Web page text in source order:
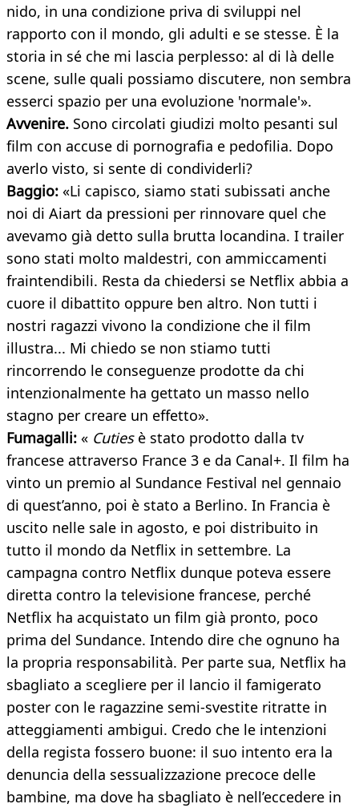
nido, in una condizione priva di sviluppi nel
rapporto con il mondo, gli adulti e se stesse. È la
storia in sé che mi lascia perplesso: al di là delle
scene, sulle quali possiamo discutere, non sembra
esserci spazio per una evoluzione 'normale'».
Avvenire. Sono circolati giudizi molto pesanti sul
film con accuse di pornografia e pedofilia. Dopo
averlo visto, si sente di condividerli?
Baggio: «Li capisco, siamo stati subissati anche
noi di Aiart da pressioni per rinnovare quel che
avevamo già detto sulla brutta locandina. I trailer
sono stati molto maldestri, con ammiccamenti
fraintendibili. Resta da chiedersi se Netflix abbia a
cuore il dibattito oppure ben altro. Non tutti i
nostri ragazzi vivono la condizione che il film
illustra... Mi chiedo se non stiamo tutti
rincorrendo le conseguenze prodotte da chi
intenzionalmente ha gettato un masso nello
stagno per creare un effetto».
Fumagalli: « Cutiesè stato prodotto dalla tv
francese attraverso France 3 e da Canal+. Il film ha
vinto un premio al Sundance Festival nel gennaio
di quest’anno, poi è stato a Berlino. In Francia è
uscito nelle sale in agosto, e poi distribuito in
tutto il mondo da Netflix in settembre. La
campagna contro Netflix dunque poteva essere
diretta contro la televisione francese, perché
Netflix ha acquistato un film già pronto, poco
prima del Sundance. Intendo dire che ognuno ha
la propria responsabilità. Per parte sua, Netflix ha
sbagliato a scegliere per il lancio il famigerato
poster con le ragazzine semi-svestite ritratte in
atteggiamenti ambigui. Credo che le intenzioni
della regista fossero buone: il suo intento era la
denuncia della sessualizzazione precoce delle
bambine, ma dove ha sbagliato è nell’eccedere in